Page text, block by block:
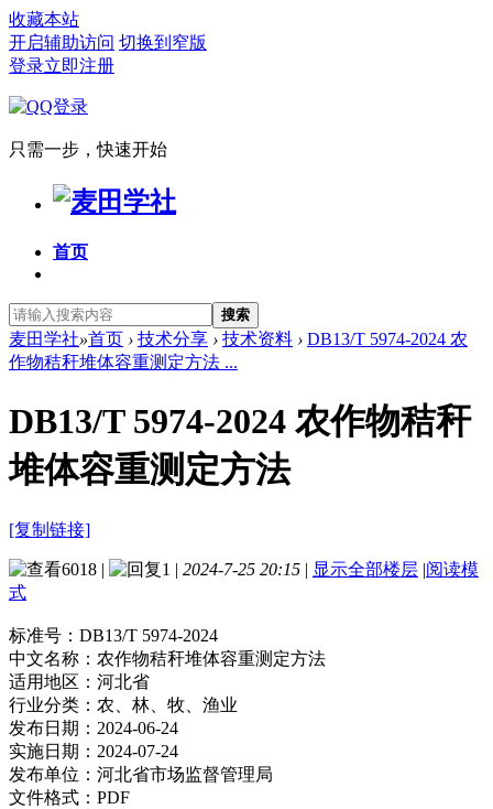
收藏本站
开启辅助访问 切换到窄版
登录立即注册
只需一步，快速开始
首页
搜索
麦田学社»首页 › 技术分享 › 技术资料 › DB13/T 5974-2024 农
作物秸秆堆体容重测定方法 ...
DB13/T 5974-2024 农作物秸秆
堆体容重测定方法
[复制链接]
6018 | 1 | 2024-7-25 20:15 | 显示全部楼层 |阅读模
式
标准号： DB13/T 5974-2024
中文名称： 农作物秸秆堆体容重测定方法
适用地区： 河北省
行业分类： 农、林、牧、渔业
发布日期： 2024-06-24
实施日期： 2024-07-24
发布单位： 河北省市场监督管理局
文件格式： PDF